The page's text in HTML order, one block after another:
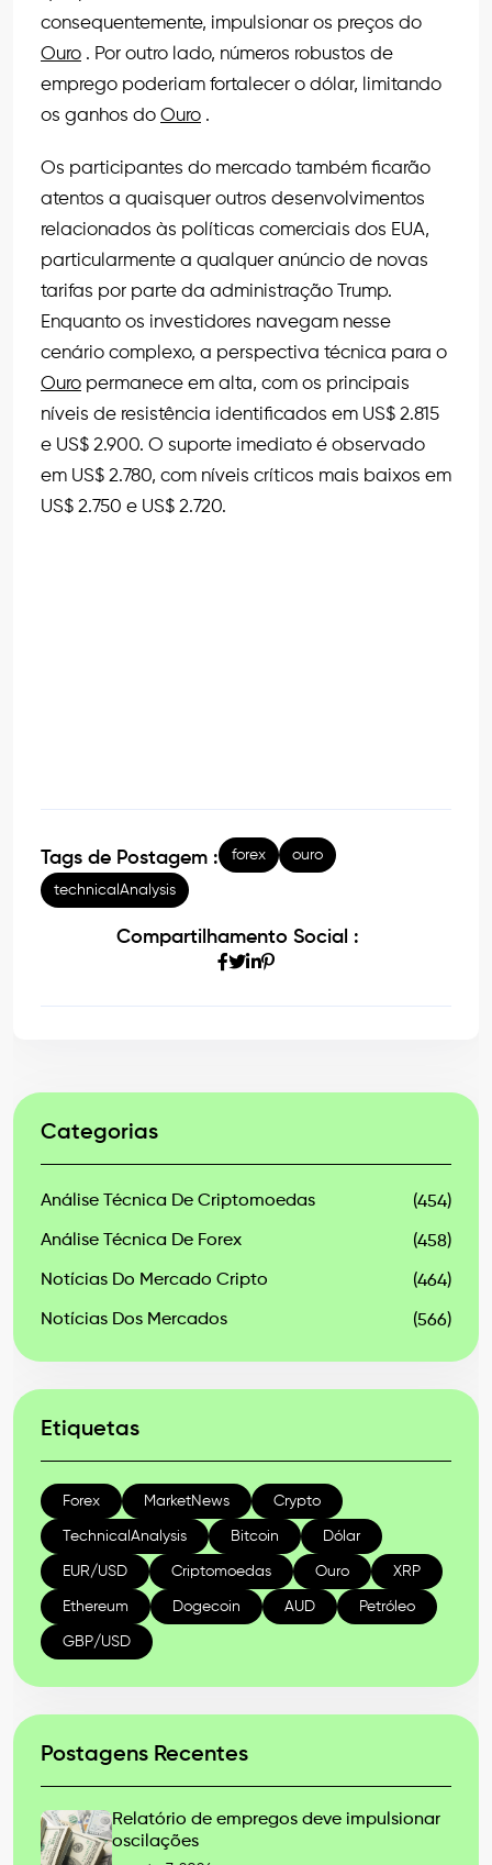
consequentemente, impulsionar os preços do
Ouro . Por outro lado, números robustos de
emprego poderiam fortalecer o dólar, limitando
os ganhos do Ouro .
Os participantes do mercado também ficarão
atentos a quaisquer outros desenvolvimentos
relacionados às políticas comerciais dos EUA,
particularmente a qualquer anúncio de novas
tarifas por parte da administração Trump.
Enquanto os investidores navegam nesse
cenário complexo, a perspectiva técnica para o
Ouro permanece em alta, com os principais
níveis de resistência identificados em US$ 2.815
e US$ 2.900. O suporte imediato é observado
em US$ 2.780, com níveis críticos mais baixos em
US$ 2.750 e US$ 2.720.
Tags de Postagem : forex ouro
technicalAnalysis
Compartilhamento Social :
Categorias
Análise Técnica De Criptomoedas (454)
Análise Técnica De Forex (458)
Notícias Do Mercado Cripto (464)
Notícias Dos Mercados (566)
Etiquetas
Forex MarketNews Crypto
TechnicalAnalysis Bitcoin Dólar
EUR/USD Criptomoedas Ouro XRP
Ethereum Dogecoin AUD Petróleo
GBP/USD
Postagens Recentes
Relatório de empregos deve impulsionar
oscilações